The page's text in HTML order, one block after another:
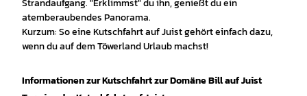
Strandaufgang. "Erklimmst" du ihn, genießt du ein
atemberaubendes Panorama.
Kurzum: So eine Kutschfahrt auf Juist gehört einfach dazu,
wenn du auf dem Töwerland Urlaub machst!
Informationen zur Kutschfahrt zur Domäne Bill auf Juist